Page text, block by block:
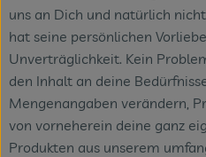
uns an Dich und natürlich
hat seine persönlichen
Unverträglichkeit. Kein
den Inhalt an deine
Mengenangaben verändern,
von vorneherein deine ganz
Produkten aus unserem